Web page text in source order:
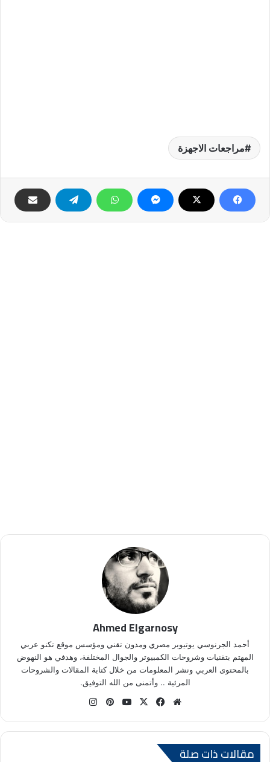
مراجعات الاجهزة
Ahmed Elgarnosy
أحمد الجرنوسي يوتيوبر مصري ومدون تقني ومؤسس موقع تكنو عربي
المهتم بتقنيات وشروحات الكمبيوتر والجوال المختلفة، وهدفي هو النهوض
بالمحتوى العربي ونشر المعلومات من خلال كتابة المقالات والشروحات
المرئية .. وأتمنى من الله التوفيق.
موق
الوي
ب
في
وك
X
يوتي
بينتي
س
ام
مقالات ذات صلة